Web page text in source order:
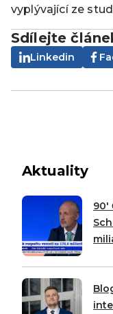
vyplývající ze
Sdílejte
Linkedin
Aktuality